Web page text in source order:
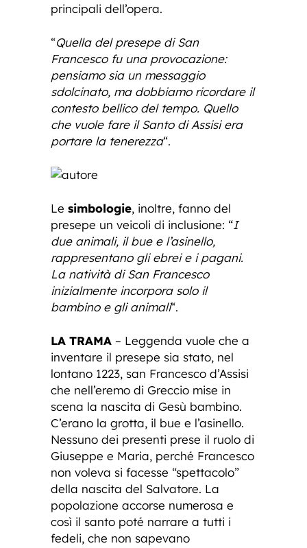
principali dell’opera.
“Quella del presepe di San
Francesco fu una provocazione:
pensiamo sia un messaggio
sdolcinato, ma dobbiamo ricordare il
contesto bellico del tempo. Quello
che vuole fare il Santo di Assisi era
portare la tenerezza“.
Le simbologie, inoltre, fanno del
presepe un veicoli di inclusione: “I
due animali, il bue e l’asinello,
rappresentano gli ebrei e i pagani.
La natività di San Francesco
inizialmente incorpora solo il
bambino e gli animali“.
LA TRAMA – Leggenda vuole che a
inventare il presepe sia stato, nel
lontano 1223, san Francesco d’Assisi
che nell’eremo di Greccio mise in
scena la nascita di Gesù bambino.
C’erano la grotta, il bue e l’asinello.
Nessuno dei presenti prese il ruolo di
Giuseppe e Maria, perché Francesco
non voleva si facesse “spettacolo”
della nascita del Salvatore. La
popolazione accorse numerosa e
così il santo poté narrare a tutti i
fedeli, che non sapevano